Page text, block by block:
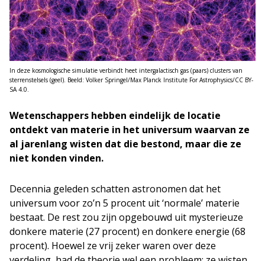
In deze kosmologische simulatie verbindt heet intergalactisch gas (paars) clusters van
sterrenstelsels (geel). Beeld: Volker Springel/Max Planck Institute For Astrophysics/CC BY-
SA 4.0.
Wetenschappers hebben eindelijk de locatie
ontdekt van materie in het universum waarvan ze
al jarenlang wisten dat die bestond, maar die ze
niet konden vinden.
Decennia geleden schatten astronomen dat het
universum voor zo’n 5 procent uit ‘normale’ materie
bestaat. De rest zou zijn opgebouwd uit mysterieuze
donkere materie (27 procent) en donkere energie (68
procent). Hoewel ze vrij zeker waren over deze